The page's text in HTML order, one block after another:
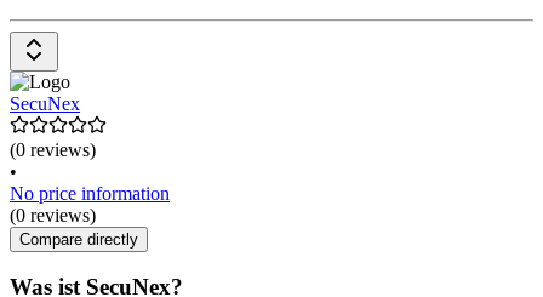
SecuNex
(0 reviews)
•
No price information
(0 reviews)
Compare directly
Was ist SecuNex?